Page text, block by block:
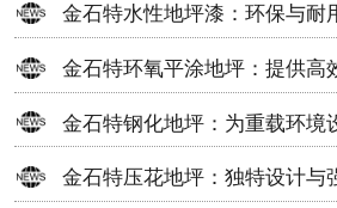
金石特水性地坪漆：环保与耐
案
金石特环氧平涂地坪：提供高
选择
金石特钢化地坪：为重载环境
金石特压花地坪：独特设计与